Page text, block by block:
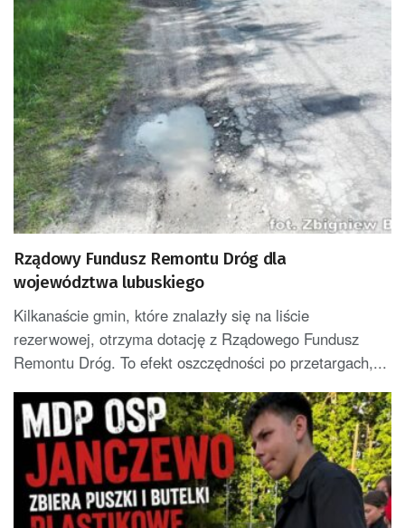
Rządowy Fundusz Remontu Dróg dla
województwa lubuskiego
Kilkanaście gmin, które znalazły się na liście
rezerwowej, otrzyma dotację z Rządowego Fundusz
Remontu Dróg. To efekt oszczędności po przetargach,...